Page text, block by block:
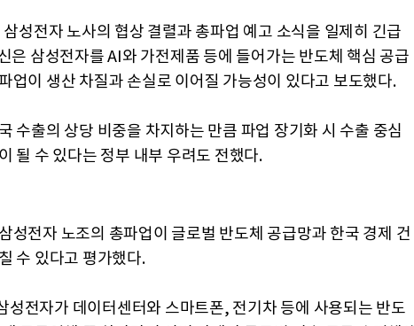
성전자 노사의 협상 결렬과 총파업 예고 소식을 일제히 긴급
은 삼성전자를 AI와 가전제품 등에 들어가는 반도체 핵심 공급
업이 생산 차질과 손실로 이어질 가능성이 있다고 보도했다.
수출의 상당 비중을 차지하는 만큼 파업 장기화 시 수출 중심
될 수 있다는 정부 내부 우려도 전했다.
성전자 노조의 총파업이 글로벌 반도체 공급망과 한국 경제 건
수 있다고 평가했다.
성전자가 데이터센터와 스마트폰, 전기차 등에 사용되는 반도